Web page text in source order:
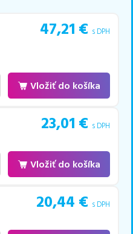
47,21 € s DPH
Vložiť do košíka
23,01 € s DPH
Vložiť do košíka
20,44 € s DPH